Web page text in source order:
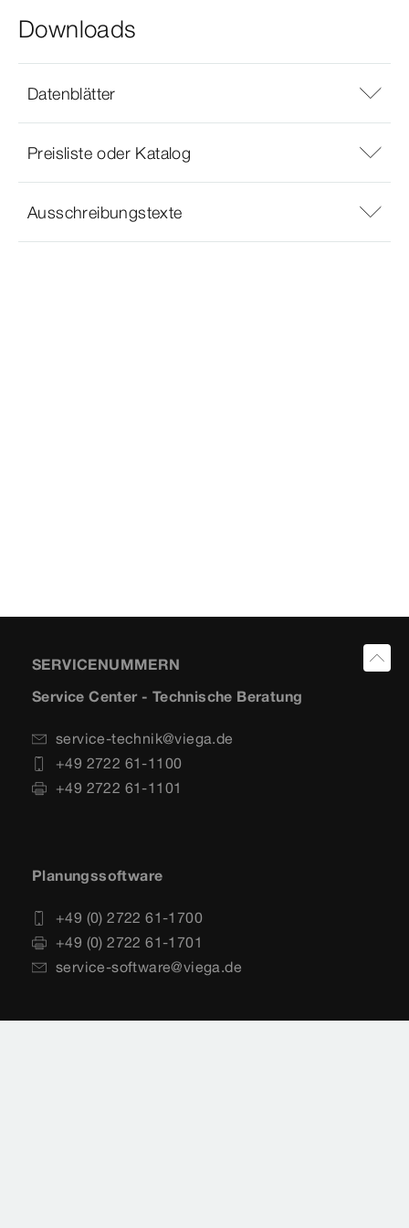
Downloads
Datenblätter
Preisliste oder Katalog
Ausschreibungstexte
SERVICENUMMERN
Service Center - Technische Beratung
service-technik@viega.de
+49 2722 61-1100
+49 2722 61-1101
Planungssoftware
+49 (0) 2722 61-1700
+49 (0) 2722 61-1701
service-software@viega.de